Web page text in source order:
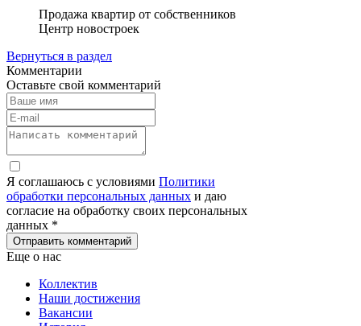
Продажа квартир от собственников
Центр новостроек
Вернуться в раздел
Комментарии
Оставьте свой комментарий
Я соглашаюсь с условиями Политики
обработки персональных данных и даю
согласие на обработку своих персональных
данных *
Отправить комментарий
Еще о нас
Коллектив
Наши достижения
Вакансии